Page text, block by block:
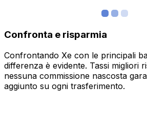
Confronta e risparmia
Confrontando Xe con le principali
differenza è evidente. Tassi migliori
nessuna commissione nascosta
aggiunto su ogni trasferimento.